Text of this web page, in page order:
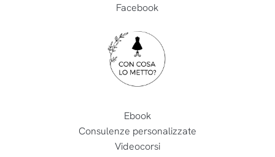
Ebook
Consulenze personalizzate
Videocorsi
Facebook